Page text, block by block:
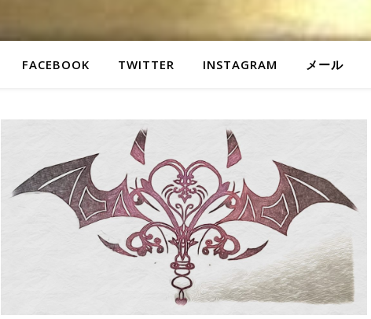
FACEBOOK TWITTER INSTAGRAM メール